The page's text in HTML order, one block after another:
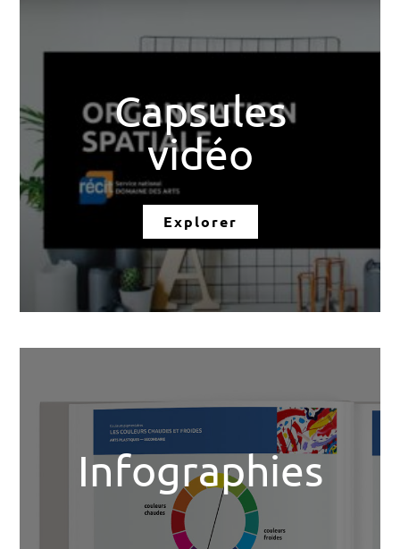
Capsules
vidéo
Explorer
Infographies